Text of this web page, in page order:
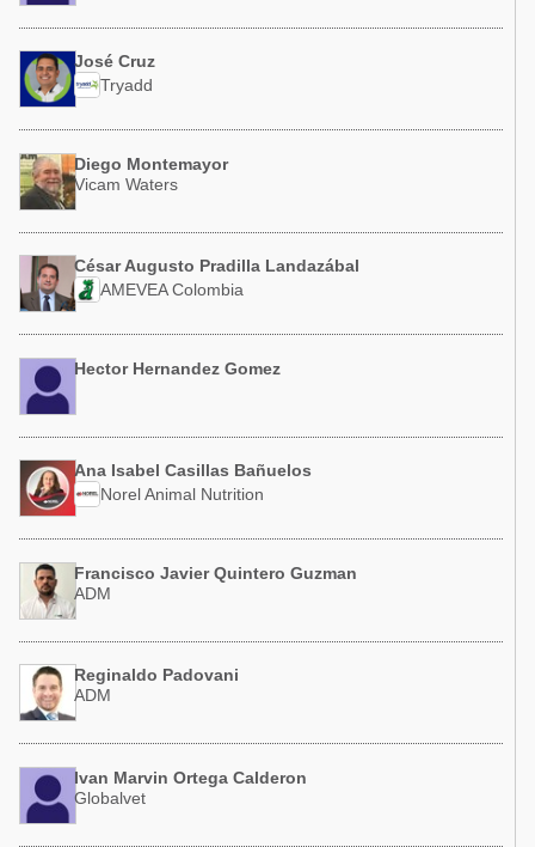
José Cruz
Tryadd
Diego Montemayor
Vicam Waters
César Augusto Pradilla Landazábal
AMEVEA Colombia
Hector Hernandez Gomez
Ana Isabel Casillas Bañuelos
Norel Animal Nutrition
Francisco Javier Quintero Guzman
ADM
Reginaldo Padovani
ADM
Ivan Marvin Ortega Calderon
Globalvet